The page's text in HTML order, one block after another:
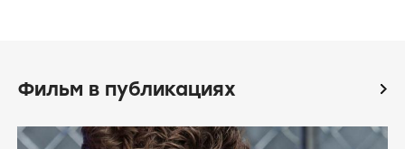
Фильм в публикациях icon